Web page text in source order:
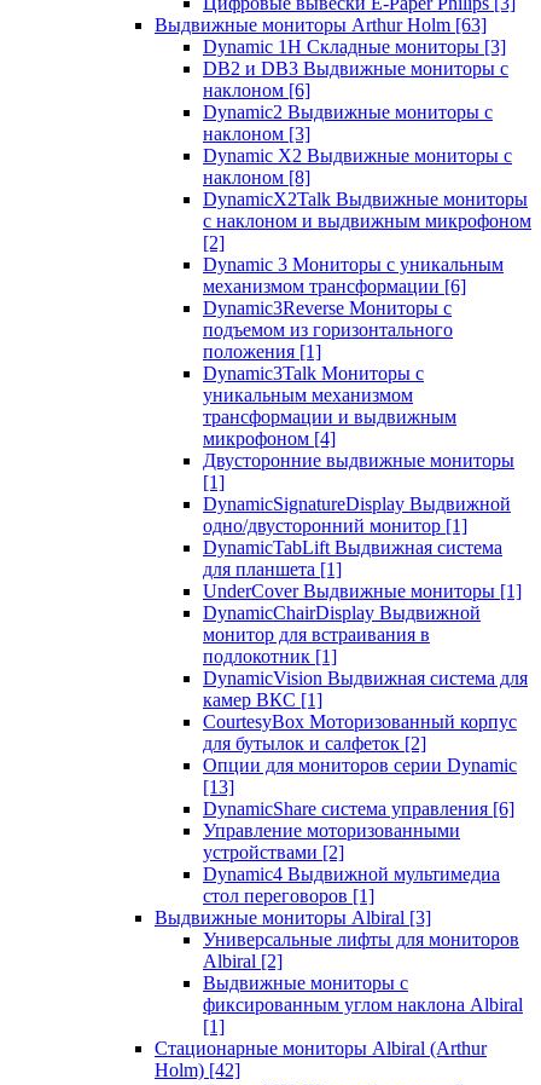
Выдвижные мониторы Arthur Holm [63]
Dynamic 1Н Складные мониторы [3]
DB2 и DB3 Выдвижные мониторы с
наклоном [6]
Dynamic2 Выдвижные мониторы с
наклоном [3]
Dynamic X2 Выдвижные мониторы с
наклоном [8]
DynamicX2Talk Выдвижные мониторы
с наклоном и выдвижным микрофоном
[2]
Dynamic 3 Мониторы с уникальным
механизмом трансформации [6]
Dynamic3Reverse Мониторы с
подъемом из горизонтального
положения [1]
Dynamic3Talk Мониторы с
уникальным механизмом
трансформации и выдвижным
микрофоном [4]
Двусторонние выдвижные мониторы
[1]
DynamicSignatureDisplay Выдвижной
одно/двусторонний монитор [1]
DynamicTabLift Выдвижная система
для планшета [1]
UnderCover Выдвижные мониторы [1]
DynamicChairDisplay Выдвижной
монитор для встраивания в
подлокотник [1]
DynamicVision Выдвижная система для
камер ВКС [1]
CourtesyBox Моторизованный корпус
для бутылок и салфеток [2]
Опции для мониторов серии Dynamic
[13]
DynamicShare система управления [6]
Управление моторизованными
устройствами [2]
Dynamic4 Выдвижной мультимедиа
стол переговоров [1]
Выдвижные мониторы Albiral [3]
Универсальные лифты для мониторов
Albiral [2]
Выдвижные мониторы с
фиксированным углом наклона Albiral
[1]
Стационарные мониторы Albiral (Arthur
Holm) [42]